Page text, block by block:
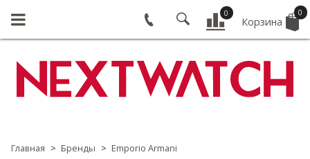
0
Корзина
0
Главная Бренды Emporio Armani